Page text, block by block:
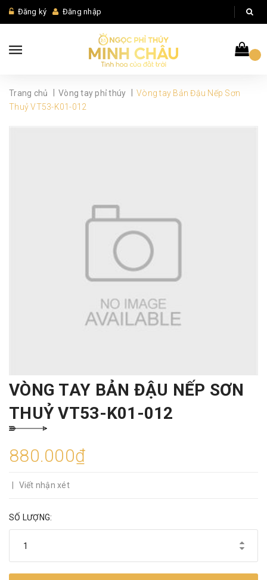
Đăng ký Đăng nhập
Trang chủ Vòng tay phỉ thúy
Vòng tay Bản Đậu Nếp Sơn
Thuỷ VT53-K01-012
VÒNG TAY BẢN ĐẬU NẾP SƠN
THUỶ VT53-K01-012
880.000₫
Viết nhận xét
SỐ LƯỢNG: